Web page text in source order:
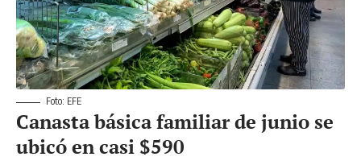
Foto: EFE
Canasta básica familiar de junio se
ubicó en casi $590